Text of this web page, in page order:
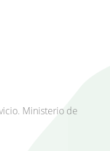
Ministerio de